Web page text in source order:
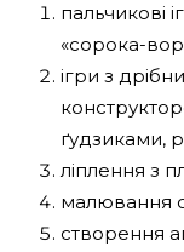
пальчикові
«сорока-
ігри з
ґудзиками,
ліплення з
малювання
створення